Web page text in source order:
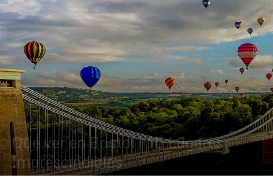
Destinos Europa
Qué ver en Bristol | 10 Lugares
Imprescindibles